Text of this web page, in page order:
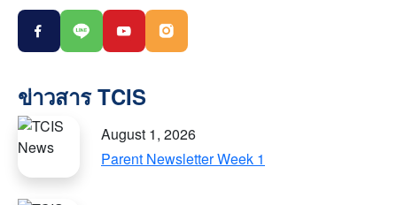
August 1, 2026
Parent Newsletter Week 1